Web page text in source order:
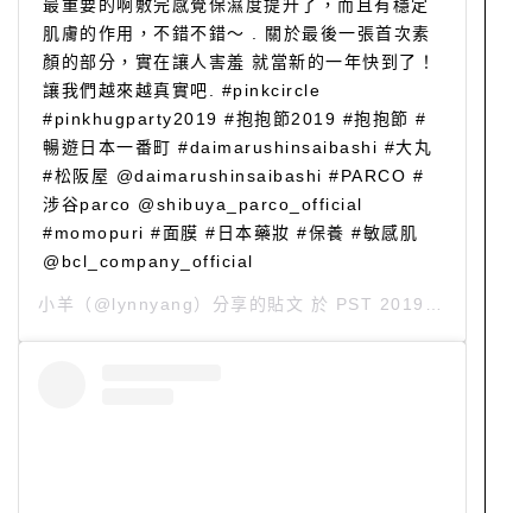
最重要的啊敷完感覺保濕度提升了，而且有穩定
肌膚的作用，不錯不錯～ . 關於最後一張首次素
顏的部分，實在讓人害羞 就當新的一年快到了！
讓我們越來越真實吧. #pinkcircle
#pinkhugparty2019 #抱抱節2019 #抱抱節 #
暢遊日本一番町 #daimarushinsaibashi #大丸
#松阪屋 @daimarushinsaibashi #PARCO #
涉谷parco @shibuya_parco_official
#momopuri #面膜 #日本藥妝 #保養 #敏感肌
@bcl_company_official
小羊 （@lynnyang）分享的貼文 於 PST 2019 年 12月 月 9 日 下午 8:50